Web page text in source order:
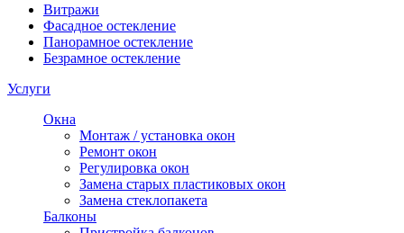
Витражи
Фасадное остекление
Панорамное остекление
Безрамное остекление
Услуги
Окна
Монтаж / установка окон
Ремонт окон
Регулировка окон
Замена старых пластиковых окон
Замена стеклопакета
Балконы